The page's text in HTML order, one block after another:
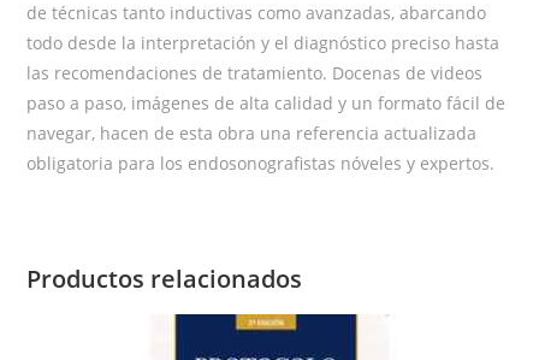
de técnicas tanto inductivas como avanzadas, abarcando
todo desde la interpretación y el diagnóstico preciso hasta
las recomendaciones de tratamiento. Docenas de videos
paso a paso, imágenes de alta calidad y un formato fácil de
navegar, hacen de esta obra una referencia actualizada
obligatoria para los endosonografistas nóveles y expertos.
Productos relacionados